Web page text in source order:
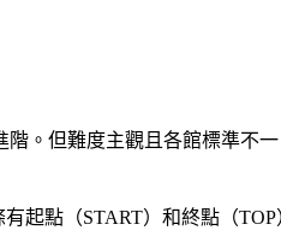
。但難度主觀且各館標準不
起點（START）和終點（